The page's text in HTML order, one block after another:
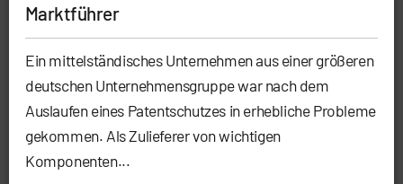
Marktführer
Ein mittelständisches Unternehmen aus einer größeren
deutschen Unternehmensgruppe war nach dem
Auslaufen eines Patentschutzes in erhebliche Probleme
gekommen. Als Zulieferer von wichtigen
Komponenten...